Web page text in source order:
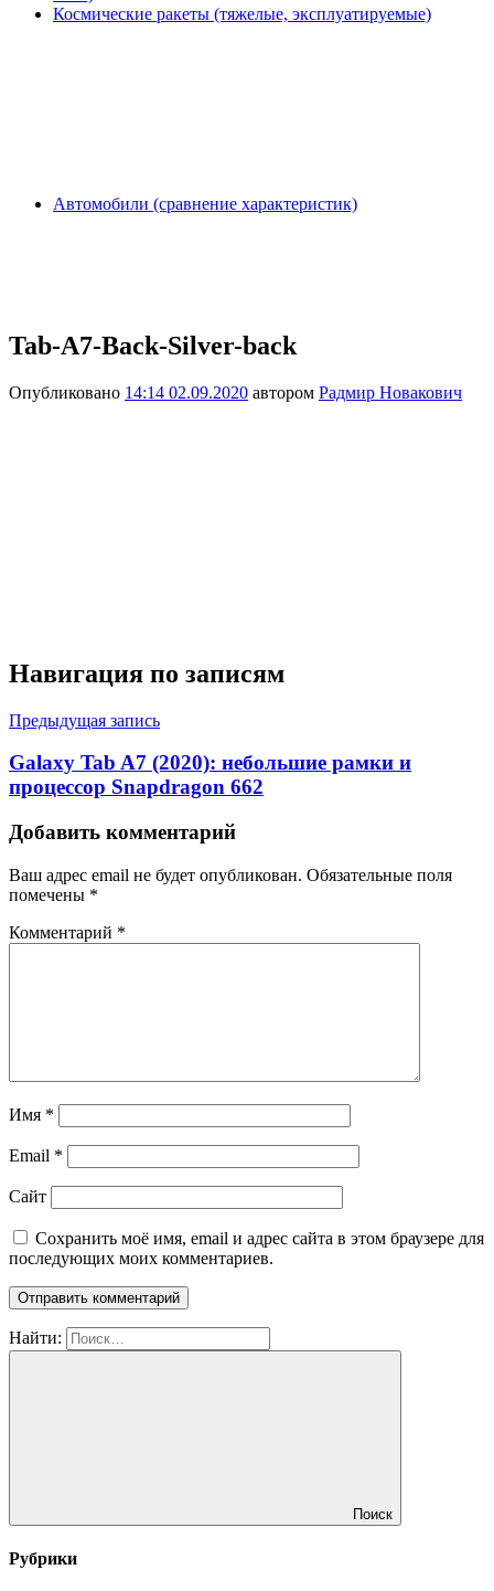
Космические ракеты (тяжелые, эксплуатируемые)
Автомобили (сравнение характеристик)
Tab-A7-Back-Silver-back
Опубликовано 14:14 02.09.2020 автором Радмир Новакович
Навигация по записям
Предыдущая запись
Galaxy Tab A7 (2020): небольшие рамки и
процессор Snapdragon 662
Добавить комментарий
Ваш адрес email не будет опубликован. Обязательные поля
помечены *
Комментарий *
Имя *
Email *
Сайт
Сохранить моё имя, email и адрес сайта в этом браузере для
последующих моих комментариев.
Найти:
Поиск
Рубрики